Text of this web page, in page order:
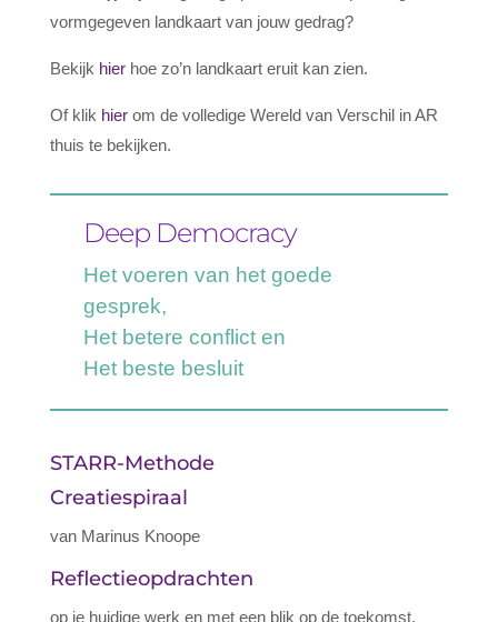
vormgegeven landkaart van jouw gedrag?
Bekijk hierhoe zo’n landkaart eruit kan zien.
Of klik hierom de volledige Wereld van Verschil in AR
thuis te bekijken.
Deep Democracy
Het voeren van het goede
gesprek,
Het betere conflict en
Het beste besluit
STARR-Methode
Creatiespiraal
van Marinus Knoope
Reflectieopdrachten
op je huidige werk en met een blik op de toekomst.